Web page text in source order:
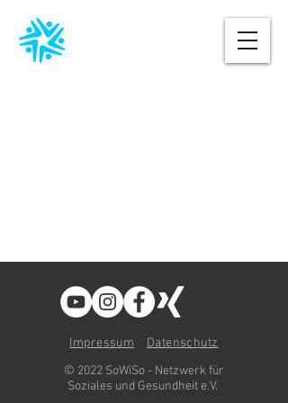
Impressum
Datenschutz
© 2022 SoWiSo - Netzwerk für
Soziales und Gesundheit e.V.